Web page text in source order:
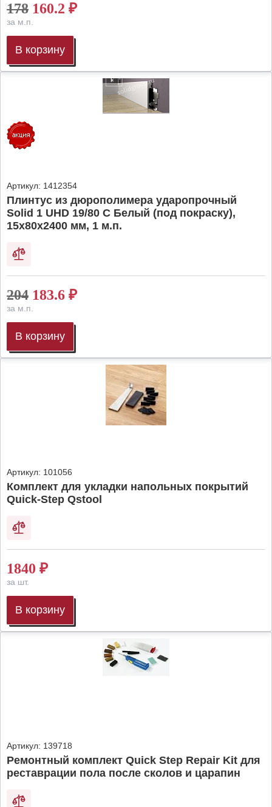
178 160.2 ₽
за м.п.
В корзину
Артикул: 1412354
Плинтус из дюрополимера ударопрочный
Solid 1 UHD 19/80 C Белый (под покраску),
15х80х2400 мм, 1 м.п.
204 183.6 ₽
за м.п.
В корзину
Артикул: 101056
Комплект для укладки напольных покрытий
Quick-Step Qstool
1840 ₽
за шт.
В корзину
Артикул: 139718
Ремонтный комплект Quick Step Repair Kit для
реставрации пола после сколов и царапин